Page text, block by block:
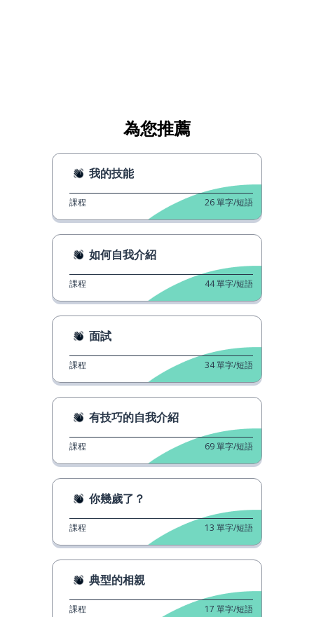
為您推薦
我的技能
課程 26單字/短語
如何自我介紹
課程 44單字/短語
面試
課程 34單字/短語
有技巧的自我介紹
課程 69單字/短語
你幾歲了？
課程 13 單字/短語
典型的相親
課程 17 單字/短語